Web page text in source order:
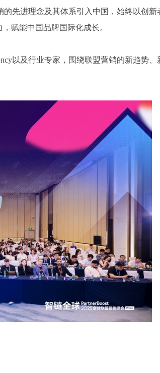
的先进理念及其体系引入中国，始终以创新
赋能中国品牌国际化成长。
以及行业专家，围绕联盟营销的新趋势、